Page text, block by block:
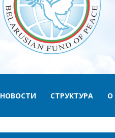
НОВОСТИ СТРУКТУРА О